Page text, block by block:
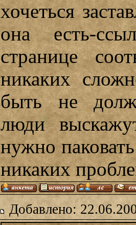
хочеться
она есть-
странице
никаких
быть не
люди
нужно
никаких
Добавлено: